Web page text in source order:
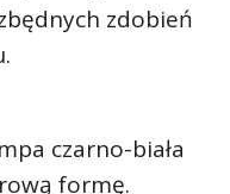
zdobień
czarno-biała
formę.